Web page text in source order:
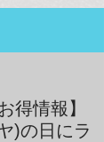
得情報】
)の日にラ